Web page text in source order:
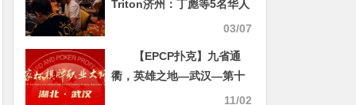
Triton济州：丁彪等5名华人
选手角逐20K 8MAX赛Day2
03/07
【EPCP扑克】九省通
衢，英雄之地—武汉—第十
届国家杯棋牌职业大师赛武
11/02